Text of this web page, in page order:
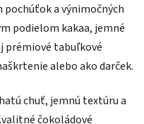
a výnimočných
podielom kakaa, jemné
prémiové tabuľkové
alebo ako darček.
chuť, jemnú textúru a
čokoládové